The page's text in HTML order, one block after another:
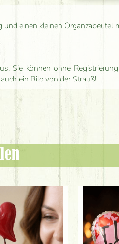
einen kleinen Organzabeutel
Sie können ohne
ein Bild von der Strauß!